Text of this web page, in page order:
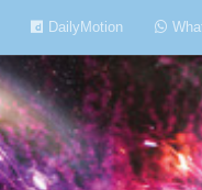
DailyMotion